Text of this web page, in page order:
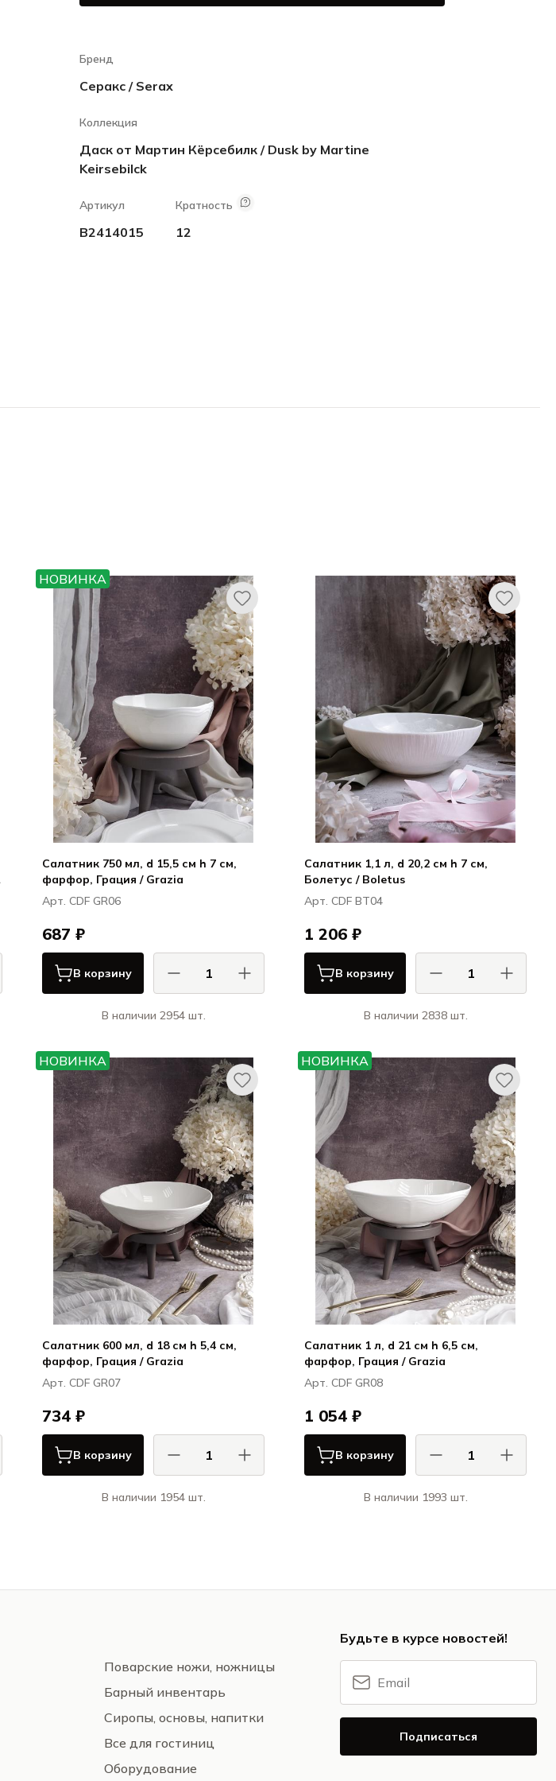
Бренд
Серакс / Serax
Коллекция
Даск от Мартин Кёрсебилк / Dusk by Martine
Keirsebilck
Артикул
B2414015
Кратность
12
НОВИНКА
Салатник 750 мл, d 15,5 см h 7 см,
фарфор, Грация / Grazia
Арт. CDF GR06
687 ₽
В корзину
В наличии 2954 шт.
Грация / Grazia
Салатник 1,1 л, d 20,2 см h 7 см,
Болетус / Boletus
Арт. CDF BT04
1 206 ₽
В корзину
В наличии 2838 шт.
Болетус / Boletus
НОВИНКА
Салатник 600 мл, d 18 см h 5,4 см,
фарфор, Грация / Grazia
Арт. CDF GR07
734 ₽
В корзину
В наличии 1954 шт.
НОВИНКА
Салатник 1 л, d 21 см h 6,5 см,
фарфор, Грация / Grazia
Арт. CDF GR08
1 054 ₽
В корзину
В наличии 1993 шт.
Поварские ножи, ножницы
Барный инвентарь
Сиропы, основы, напитки
Все для гостиниц
Оборудование
Будьте в курсе новостей!
Подписаться